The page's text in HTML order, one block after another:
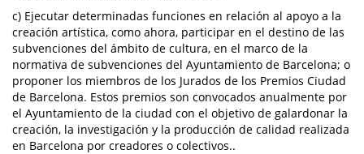
c) Ejecutar determinadas funciones en relación al apoyo a la
creación artística, como ahora, participar en el destino de las
subvenciones del ámbito de cultura, en el marco de la
normativa de subvenciones del Ayuntamiento de Barcelona; o
proponer los miembros de los Jurados de los Premios Ciudad
de Barcelona. Estos premios son convocados anualmente por
el Ayuntamiento de la ciudad con el objetivo de galardonar la
creación, la investigación y la producción de calidad realizada
en Barcelona por creadores o colectivos..